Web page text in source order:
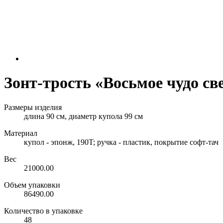
Зонт-трость «Восьмое чудо
Размеры изделия
длина 90 см, диаметр купола 99 см
Материал
купол - эпонж, 190T; ручка - пластик, покрытие софт-тач
Вес
21000.00
Объем упаковки
86490.00
Количество в упаковке
48